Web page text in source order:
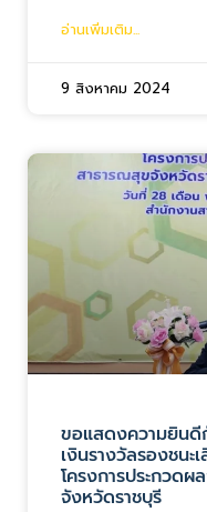
อ่านเพิ่มเติม...
9 สิงหาคม 2024
ขอแสดงความยิน
เงินรางวัลรองชน
โครงการประกวดผ
จังหวัดราชบุรี